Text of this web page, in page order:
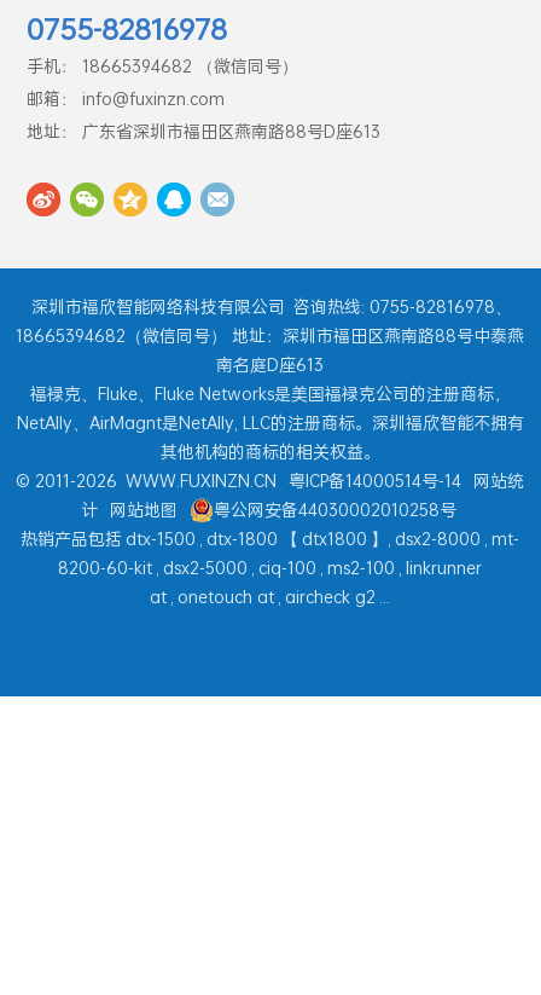
0755-82816978
手机： 18665394682 （微信同号）
邮箱： info@fuxinzn.com
地址： 广东省深圳市福田区燕南路88号D座613
深圳市福欣智能网络科技有限公司 咨询热线: 0755-82816978、
18665394682（微信同号） 地址：深圳市福田区燕南路88号中泰燕
南名庭D座613
福禄克、Fluke、Fluke Networks是美国福禄克公司的注册商标，
NetAlly、AirMagnt是NetAlly, LLC的注册商标。深圳福欣智能不拥有
其他机构的商标的相关权益。
© 2011-2026 WWW.FUXINZN.CN 粤ICP备14000514号-14 网站统
计 网站地图
粤公网安备44030002010258号
热销产品包括 dtx-1500 , dtx-1800 【 dtx1800 】, dsx2-8000 , mt-
8200-60-kit , dsx2-5000 , ciq-100 , ms2-100 , linkrunner
at , onetouch at , aircheck g2 ...